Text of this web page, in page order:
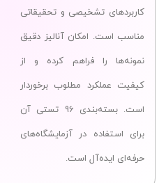
کاربردهای تشخیصی و تحقیقاتی
مناسب است. امکان آنالیز دقیق
نمونه‌ها را فراهم کرده و از
کیفیت عملکرد مطلوب برخوردار
است. بسته‌بندی 96 تستی آن
برای استفاده در آزمایشگاه‌های
حرفه‌ای ایده‌آل است.